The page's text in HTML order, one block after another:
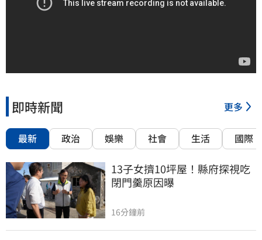
即時新聞 更多
最新 政治 娛樂 社會 生活 國際
13子女擠10坪屋！縣府探視吃
閉門羹原因曝
16分鐘前